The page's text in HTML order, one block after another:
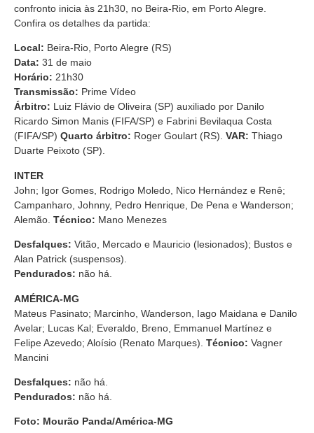
confronto inicia às 21h30, no Beira-Rio, em Porto Alegre.
Confira os detalhes da partida:
Local: Beira-Rio, Porto Alegre (RS)
Data: 31 de maio
Horário: 21h30
Transmissão: Prime Vídeo
Árbitro: Luiz Flávio de Oliveira (SP) auxiliado por Danilo
Ricardo Simon Manis (FIFA/SP) e Fabrini Bevilaqua Costa
(FIFA/SP) Quarto árbitro: Roger Goulart (RS). VAR: Thiago
Duarte Peixoto (SP).
INTER
John; Igor Gomes, Rodrigo Moledo, Nico Hernández e Renê;
Campanharo, Johnny, Pedro Henrique, De Pena e Wanderson;
Alemão. Técnico: Mano Menezes
Desfalques: Vitão, Mercado e Mauricio (lesionados); Bustos e
Alan Patrick (suspensos).
Pendurados: não há.
AMÉRICA-MG
Mateus Pasinato; Marcinho, Wanderson, Iago Maidana e Danilo
Avelar; Lucas Kal; Everaldo, Breno, Emmanuel Martínez e
Felipe Azevedo; Aloísio (Renato Marques). Técnico: Vagner
Mancini
Desfalques: não há.
Pendurados: não há.
Foto: Mourão Panda/América-MG